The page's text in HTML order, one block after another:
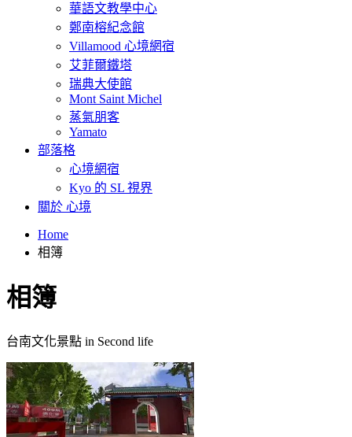
華語文教學中心
鄭南榕紀念館
Villamood 心境網宿
艾菲爾鐵塔
瑞典大使館
Mont Saint Michel
蒸氣朋客
Yamato
部落格
心境網宿
Kyo 的 SL 視界
關於 心境
Home
相簿
相簿
台南文化景點 in Second life